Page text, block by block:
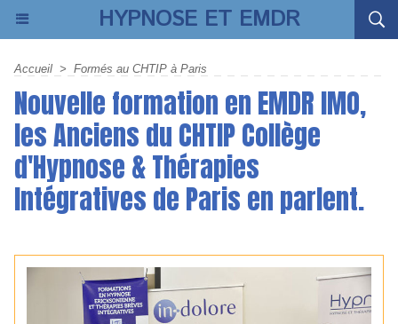
HYPNOSE ET EMDR
Accueil > Formés au CHTIP à Paris
Nouvelle formation en EMDR IMO,
les Anciens du CHTIP Collège
d'Hypnose & Thérapies
Intégratives de Paris en parlent.